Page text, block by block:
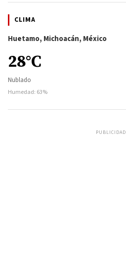
CLIMA
Huetamo, Michoacán, México
28°C
Nublado
Humedad: 63%
PUBLICIDAD